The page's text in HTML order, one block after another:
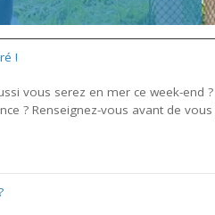
!
vous serez en mer ce week-end
? Renseignez-vous avant de vous